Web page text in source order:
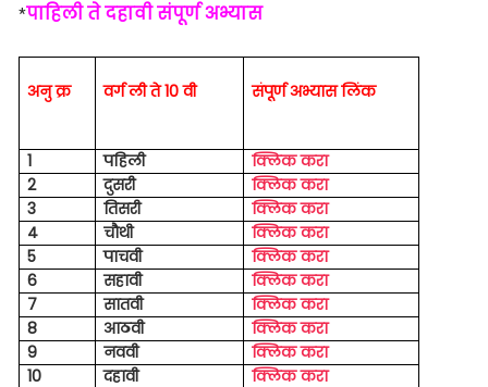
*पाहिली ते दहावी संपूर्ण अभ्यास
अनु क्र वर्ग ली ते 10 वी संपूर्ण अभ्यास लिंक
1 पहिली
क्लिक करा
2
दुसरी
क्लिक करा
3
तिसरी
क्लिक करा
4
चौथी
क्लिक करा
5
पाचवी
क्लिक करा
6
सहावी
क्लिक करा
7
सातवी
क्लिक करा
8
आठवी
क्लिक करा
9
नववी
क्लिक करा
10
दहावी क्लिक करा